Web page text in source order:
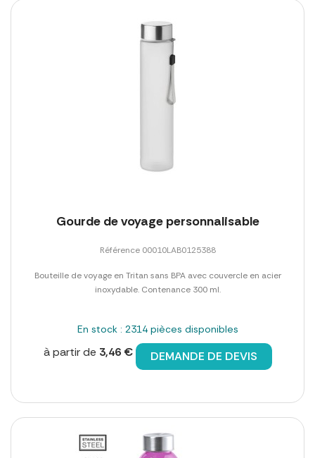
Gourde de voyage personnalisable
Référence 00010LAB0125388
Bouteille de voyage en Tritan sans BPA avec couvercle en acier
inoxydable. Contenance 300 ml.
En stock : 2314 pièces disponibles
à partir de 3,46 € DEMANDE DE DEVIS